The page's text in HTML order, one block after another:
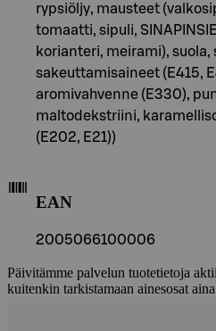
rypsiöljy, mausteet
tomaatti, sipuli,
korianteri, meirami), suola,
sakeuttamisaineet (E415,
aromivahvenne (E330),
maltodekstriini,
(E202, E21))
EAN
2005066100006
Päivitämme palvelun tuotetietoja
kuitenkin tarkistamaan ainesosat